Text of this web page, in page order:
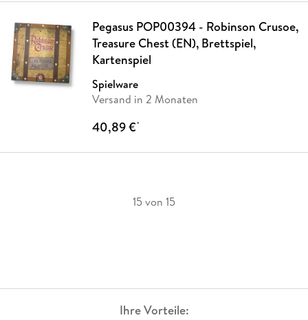
Pegasus POP00394 - Robinson Crusoe,
Treasure Chest (EN), Brettspiel,
Kartenspiel
Spielware
Versand in 2 Monaten
40,89 €*
15 von 15
Ihre Vorteile: